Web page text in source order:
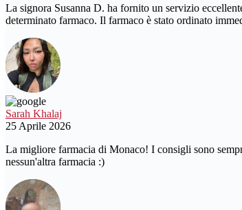
La signora Susanna D. ha fornito un servizio
determinato farmaco. Il farmaco è stato ordinato
Sarah Khalaj
25 Aprile 2026
La migliore farmacia di Monaco! I consigli sono
nessun'altra farmacia :)